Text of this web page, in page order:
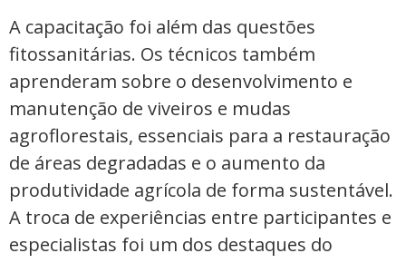
A capacitação foi além das questões
fitossanitárias. Os técnicos também
aprenderam sobre o desenvolvimento e
manutenção de viveiros e mudas
agroflorestais, essenciais para a restauração
de áreas degradadas e o aumento da
produtividade agrícola de forma sustentável.
A troca de experiências entre participantes e
especialistas foi um dos destaques do